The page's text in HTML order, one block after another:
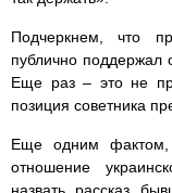
Подчеркнем, что
публично поддержал
Еще раз – это не
позиция советника
Еще одним фактом,
отношение
назвать рассказ